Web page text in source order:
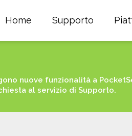
Home Supporto
nuove funzionalità a
al servizio di Supporto.